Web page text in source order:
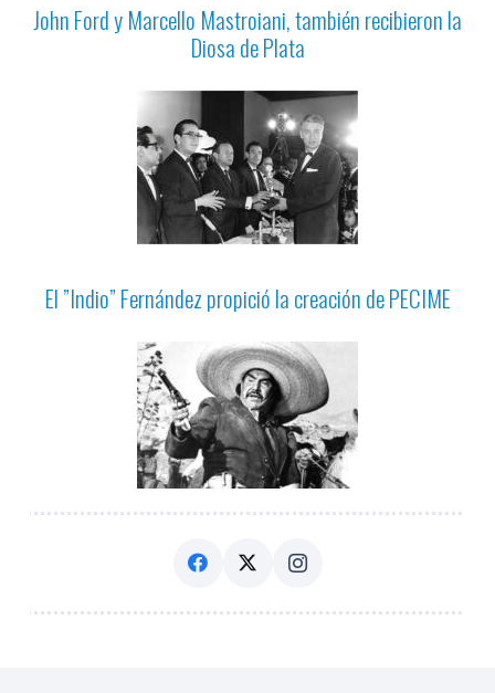
John Ford y Marcello Mastroiani, también recibieron la
Diosa de Plata
El ”Indio” Fernández propició la creación de PECIME